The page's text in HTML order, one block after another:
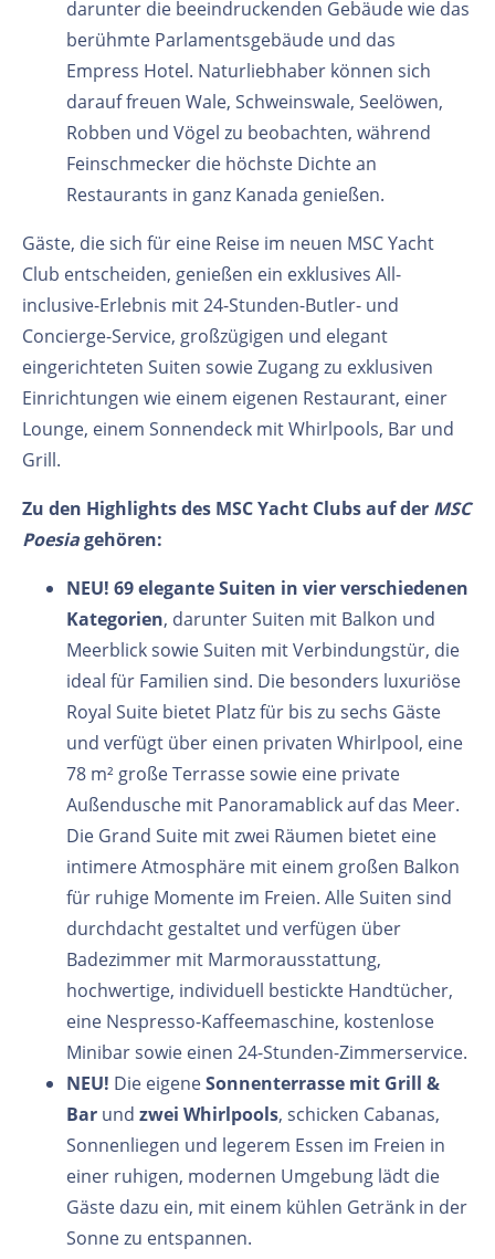
darunter die beeindruckenden Gebäude wie das
berühmte Parlamentsgebäude und das
Empress Hotel. Naturliebhaber können sich
darauf freuen Wale, Schweinswale, Seelöwen,
Robben und Vögel zu beobachten, während
Feinschmecker die höchste Dichte an
Restaurants in ganz Kanada genießen.
Gäste, die sich für eine Reise im neuen MSC Yacht
Club entscheiden, genießen ein exklusives All-
inclusive-Erlebnis mit 24-Stunden-Butler- und
Concierge-Service, großzügigen und elegant
eingerichteten Suiten sowie Zugang zu exklusiven
Einrichtungen wie einem eigenen Restaurant, einer
Lounge, einem Sonnendeck mit Whirlpools, Bar und
Grill.
Zu den Highlights des MSC Yacht Clubs auf der MSC
Poesiagehören:
NEU! 69 elegante Suiten in vier verschiedenen
Kategorien, darunter Suiten mit Balkon und
Meerblick sowie Suiten mit Verbindungstür, die
ideal für Familien sind. Die besonders luxuriöse
Royal Suite bietet Platz für bis zu sechs Gäste
und verfügt über einen privaten Whirlpool, eine
78 m² große Terrasse sowie eine private
Außendusche mit Panoramablick auf das Meer.
Die Grand Suite mit zwei Räumen bietet eine
intimere Atmosphäre mit einem großen Balkon
für ruhige Momente im Freien. Alle Suiten sind
durchdacht gestaltet und verfügen über
Badezimmer mit Marmorausstattung,
hochwertige, individuell bestickte Handtücher,
eine Nespresso-Kaffeemaschine, kostenlose
Minibar sowie einen 24-Stunden-Zimmerservice.
NEU! Die eigeneSonnenterrasse mit Grill &
Bar und zwei Whirlpools, schicken Cabanas,
Sonnenliegen und legerem Essen im Freien in
einer ruhigen, modernen Umgebung lädt die
Gäste dazu ein, mit einem kühlen Getränk in der
Sonne zu entspannen.